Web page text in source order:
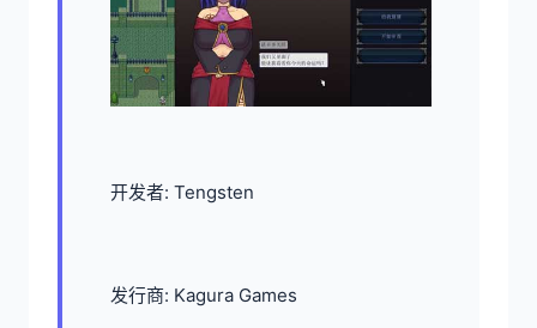
开发者: Tengsten
发行商: Kagura Games